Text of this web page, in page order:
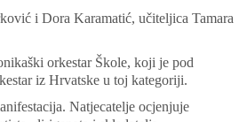
i Dora Karamatić, učiteljica Tamara
orkestar Škole, koji je pod
iz Hrvatske u toj kategoriji.
Natjecatelje ocjenjuje